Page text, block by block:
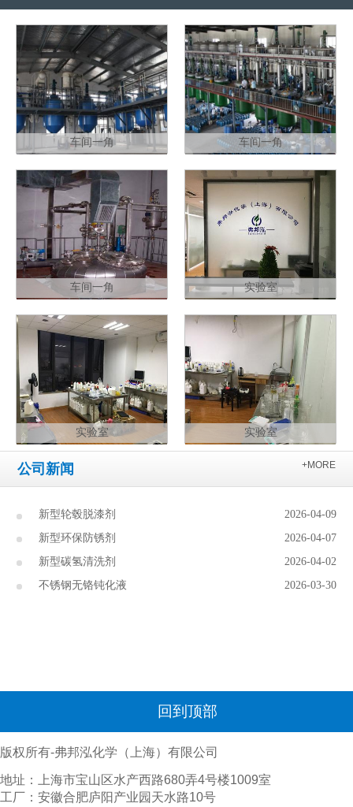
车间一角 车间一角
车间一角 实验室
实验室 实验室
+MORE
公司新闻
2026-04-09
新型轮毂脱漆剂
2026-04-07
新型环保防锈剂
2026-04-02
新型碳氢清洗剂
2026-03-30
不锈钢无铬钝化液
回到顶部
版权所有-弗邦泓化学（上海）有限公司
地址：上海市宝山区水产西路680弄4号楼1009室
工厂：安徽合肥庐阳产业园天水路10号